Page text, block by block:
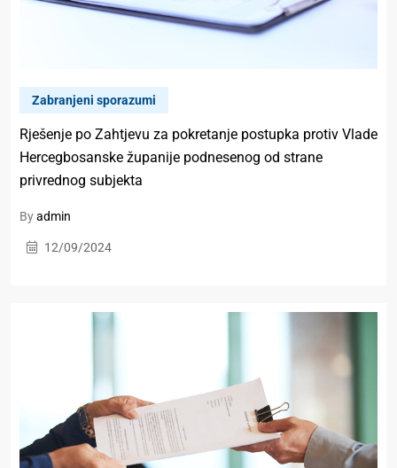
Zabranjeni sporazumi
Rješenje po Zahtjevu za pokretanje postupka protiv Vlade
Hercegbosanske županije podnesenog od strane
privrednog subjekta
Byadmin
12/09/2024